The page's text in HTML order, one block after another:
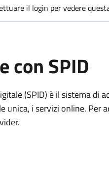
il login per vedere
con SPID
(SPID) è il sistema di
i servizi online. Per